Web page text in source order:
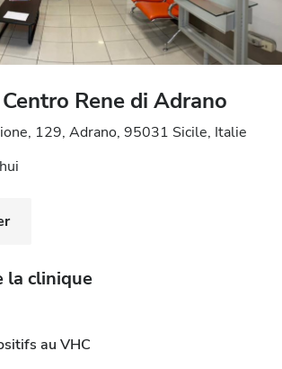
Rene di Adrano
129, Adrano, 95031 Sicile, Italie
la clinique
au VHC